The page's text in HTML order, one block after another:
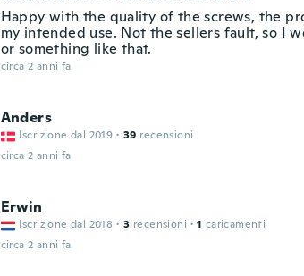
Happy with the quality of the screws, the
my intended use. Not the sellers fault, so I
or something like that.
circa 2 anni fa
Anders
Iscrizione dal 2019 · 39 recensioni
circa 2 anni fa
Erwin
Iscrizione dal 2018 · 3 recensioni · 1 caricamenti
circa 2 anni fa